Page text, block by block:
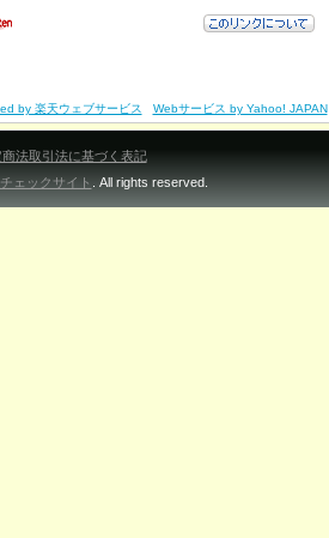
by 楽天ウェブサービス Webサービス by Yahoo! JAPAN
法取引法に基づく表記
ェックサイト . All rights reserved.